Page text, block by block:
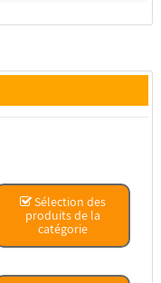
Sélection des
produits de la
catégorie